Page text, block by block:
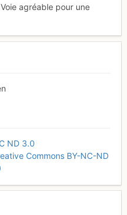
agréable pour une
ND 3.0
Commons BY-NC-ND